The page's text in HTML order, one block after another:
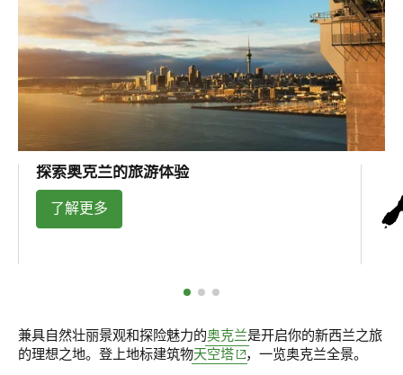
探索奥克兰的旅游体验
了解更多
兼具自然壮丽景观和探险魅力的奥克兰是开启你的新西兰之旅
的理想之地。登上地标建筑物天空塔(opens in new window)
，一览奥克兰全景。